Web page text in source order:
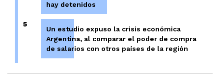
hay detenidos
5
Un estudio expuso la crisis económica
Argentina, al comparar el poder de compra
de salarios con otros países de la región